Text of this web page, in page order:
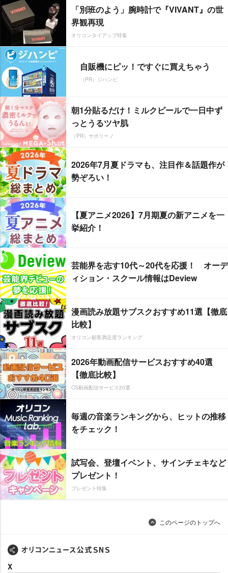
「別班のよう」腕時計で『VIVANT』の世
界観再現
オリコンタイアップ特集
自販機にピッ！ですぐに買えちゃう
（PR）ジハンピ
朝1分貼るだけ！ミルクピールで一日中ず
っとうるツヤ肌
（PR）サボリーノ
2026年7月夏ドラマも、注目作＆話題作が
勢ぞろい！
【夏アニメ2026】7月期夏の新アニメを一
挙紹介！
芸能界を志す10代～20代を応援！ オーデ
ィション・スクール情報はDeview
漫画読み放題サブスクおすすめ11選【徹底
比較】
オリコン顧客満足度ランキング
2026年動画配信サービスおすすめ40選
【徹底比較】
CS動画配信サービス20選
毎週の音楽ランキングから、ヒットの推移
をチェック！
試写会、登壇イベント、サインチェキなど
プレゼント！
プレゼント特集
このページのトップへ
X